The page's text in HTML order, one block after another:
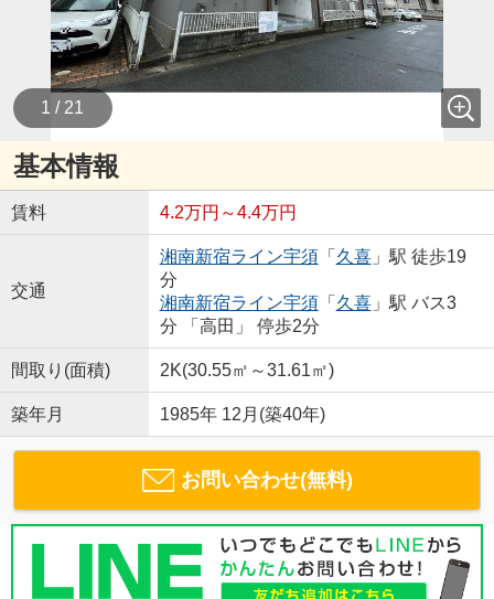
1 / 21
基本情報
賃料 4.2万円～4.4万円
交通
湘南新宿ライン宇須「 久喜」駅 徒歩19
分
湘南新宿ライン宇須「 久喜」駅 バス3
分 「高田」 停歩2分
間取り(面積) 2K(30.55㎡～31.61㎡)
築年月 1985年 12月(築40年)
お問い合わせ(無料)